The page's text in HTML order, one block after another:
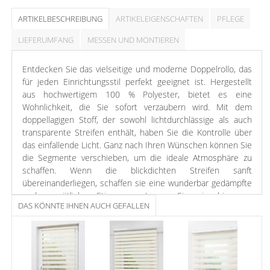
ARTIKELBESCHREIBUNG ARTIKELEIGENSCHAFTEN
PFLEGE
LIEFERUMFANG
MESSEN UND MONTIEREN
Entdecken Sie das vielseitige und moderne Doppelrollo, das
für jeden Einrichtungsstil perfekt geeignet ist. Hergestellt
aus hochwertigem 100 % Polyester, bietet es eine
Wohnlichkeit, die Sie sofort verzaubern wird. Mit dem
doppellagigen Stoff, der sowohl lichtdurchlässige als auch
transparente Streifen enthält, haben Sie die Kontrolle über
das einfallende Licht. Ganz nach Ihren Wünschen können Sie
die Segmente verschieben, um die ideale Atmosphäre zu
schaffen. Wenn die blickdichten Streifen sanft
übereinanderliegen, schaffen sie eine wunderbar gedämpfte
und gemütliche Stimmung. Legen Sie sie hingegen
hintereinander, und das Licht strömt mit voller Energie in
den Raum, um alles zu beleuchten. Mit diesem Doppelrollo
schaffen Sie eine Oase der Gemütlichkeit, in der Sie sich
rundum wohlfühlen können. Sie können das Doppelrollo
wahlweise mittels Schraub- oder Klemmbefestigung
DAS KÖNNTE IHNEN AUCH GEFALLEN